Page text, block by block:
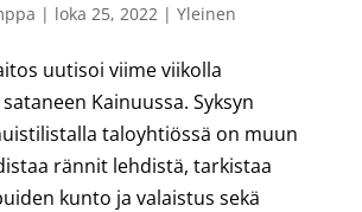
| loka 25, 2022| Yleinen
uutisoi viime viikolla
Kainuussa. Syksyn
taloyhtiössä on muun
rännit lehdistä, tarkistaa
kunto ja valaistus sekä